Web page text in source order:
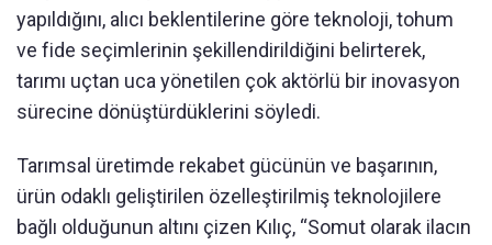
yapıldığını, alıcı beklentilerine göre teknoloji, tohum
ve fide seçimlerinin şekillendirildiğini belirterek,
tarımı uçtan uca yönetilen çok aktörlü bir inovasyon
sürecine dönüştürdüklerini söyledi.
Tarımsal üretimde rekabet gücünün ve başarının,
ürün odaklı geliştirilen özelleştirilmiş teknolojilere
bağlı olduğunun altını çizen Kılıç, “Somut olarak ilacın